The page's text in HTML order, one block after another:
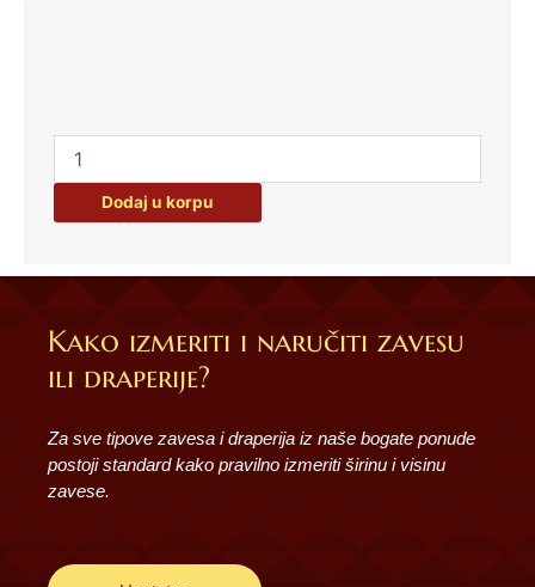
-
boja:
šampanj
količina
Dodaj u korpu
Kako izmeriti i naručiti zavesu
ili draperije?
Za sve tipove zavesa i draperija iz naše bogate ponude
postoji standard kako pravilno izmeriti širinu i visinu
zavese.